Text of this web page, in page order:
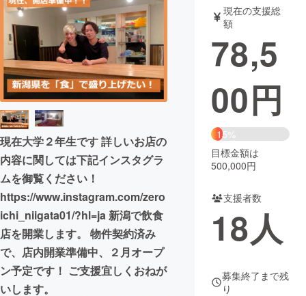
アート・写真 音楽
テクノロジー・ガジェット ゲーム・
映像・映画 書籍・雑誌
チャレンジ
まちづくり・地域活性化
CAMPFIRE for Social Good
CAMPFIRE Creation
CAMPFIREふるさと納税machi-ya コミュニティ
現在大学２年生です 詳しいお店の
内容に関しては下記インスタグラ
ムを御覧ください！
https://www.instagram.com/zero
ichi_niigata01/?hl=ja 新潟で飲食
店を開業します。 物件契約済み
で、店内開業準備中、２月オープ
ン予定です！ ご支援宜しくおねが
いします。
現在の支援総
額
78,5
00円
15%
目標金額は
500,000円
支援者数
18人
募集終了まで残
り